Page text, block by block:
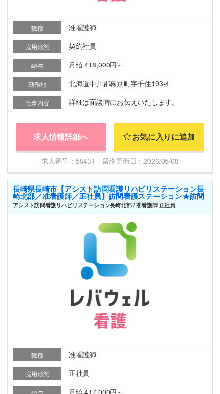
職種 准看護師
雇用形態 契約社員
給与 月給 418,000円～
勤務地 北海道中川郡幕別町字千住193-4
仕事内容 詳細は面談時にお伝えいたします。
求人情報詳細へ お気に入りに追加
求人番号：58431 最終更新日：2026/05/08
長崎県長崎市【アシスト訪問看護リハビリステーション長
崎北部／准看護師／正社員】訪問看護ステーション★訪問
アシスト訪問看護リハビリステーション長崎北部 / 准看護師 正社員
職種 准看護師
雇用形態 正社員
給与 月給 417,000円～